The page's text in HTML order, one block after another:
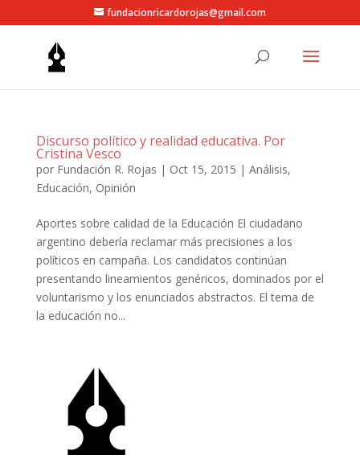
fundacionricardorojas@gmail.com
Discurso político y realidad educativa. Por
Cristina Vesco
por Fundación R. Rojas | Oct 15, 2015 | Análisis,
Educación, Opinión
Aportes sobre calidad de la Educación El ciudadano
argentino debería reclamar más precisiones a los
políticos en campaña. Los candidatos continúan
presentando lineamientos genéricos, dominados por el
voluntarismo y los enunciados abstractos. El tema de
la educación no...